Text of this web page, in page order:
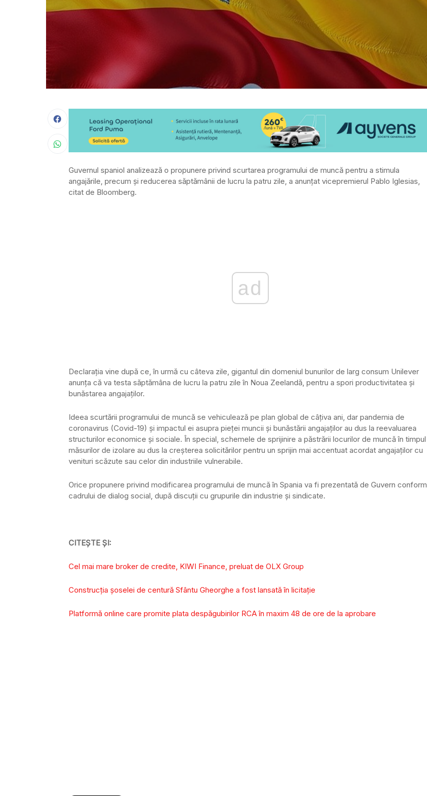
Guvernul spaniol analizează o propunere privind scurtarea programului de muncă pentru a stimula
angajările, precum şi reducerea săptămânii de lucru la patru zile, a anunțat vicepremierul Pablo Iglesias,
citat de Bloomberg.
ad
Declaraţia vine după ce, în urmă cu câteva zile, gigantul din domeniul bunurilor de larg consum Unilever
anunţa că va testa săptămâna de lucru la patru zile în Noua Zeelandă, pentru a spori productivitatea şi
bunăstarea angajaţilor.
Ideea scurtării programului de muncă se vehiculează pe plan global de câţiva ani, dar pandemia de
coronavirus (Covid-19) şi impactul ei asupra pieţei muncii şi bunăstării angajaţilor au dus la reevaluarea
structurilor economice şi sociale. În special, schemele de sprijinire a păstrării locurilor de muncă în timpul
măsurilor de izolare au dus la creşterea solicitărilor pentru un sprijin mai accentuat acordat angajaţilor cu
venituri scăzute sau celor din industriile vulnerabile.
Orice propunere privind modificarea programului de muncă în Spania va fi prezentată de Guvern conform
cadrului de dialog social, după discuţii cu grupurile din industrie şi sindicate.
CITEȘTE ȘI:
Cel mai mare broker de credite, KIWI Finance, preluat de OLX Group
Construcția șoselei de centură Sfântu Gheorghe a fost lansată în licitație
Platformă online care promite plata despăgubirilor RCA în maxim 48 de ore de la aprobare